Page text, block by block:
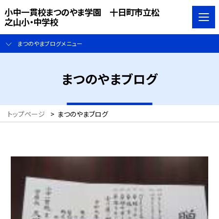
小中一貫校まつのやま学園 十日町市立松
之山小・中学校
まつのやまブログメニュー
まつのやまブログ
トップページ > まつのやまブログ